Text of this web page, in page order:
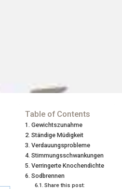
Table of Contents
Gewichtszunahme
Ständige Müdigkeit
Verdauungsprobleme
Stimmungsschwankungen
Verringerte Knochendichte
Sodbrennen
Share this post: